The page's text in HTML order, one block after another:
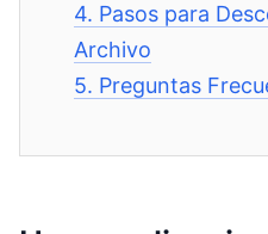
4. Pasos para
Archivo
5. Preguntas